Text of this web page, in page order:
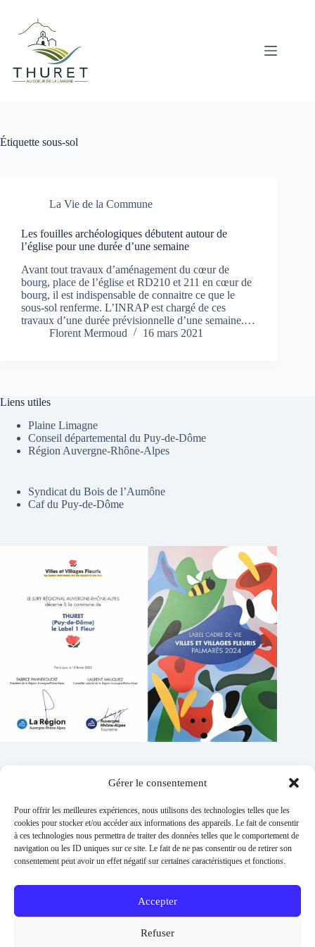
Gérer le consentement
Pour offrir les meilleures expériences, nous utilisons des technologies telles que les
cookies pour stocker et/ou accéder aux informations des appareils. Le fait de consentir
à ces technologies nous permettra de traiter des données telles que le comportement de
navigation ou les ID uniques sur ce site. Le fait de ne pas consentir ou de retirer son
consentement peut avoir un effet négatif sur certaines caractéristiques et fonctions.
Accepter
Refuser
contenu
Étiquette sous-sol
La Vie de la Commune
Les fouilles archéologiques débutent autour de
l’église pour une durée d’une semaine
Avant tout travaux d’aménagement du cœur de
bourg, place de l’église et RD210 et 211 en cœur de
bourg, il est indispensable de connaitre ce que le
sous-sol renferme. L’INRAP est chargé de ces
travaux d’une durée prévisionnelle d’une semaine.…
Florent Mermoud
16 mars 2021
Liens utiles
Plaine Limagne
Conseil départemental du Puy-de-Dôme
Région Auvergne-Rhône-Alpes
Syndicat du Bois de l’Aumône
Caf du Puy-de-Dôme
Addresse :
1 place de l'église 63260 Thuret
Phone:
04 73 97 91 58
E-mail :
Permanences :
Lundi et jeudi 13h30 - 17h30 / Mardi et